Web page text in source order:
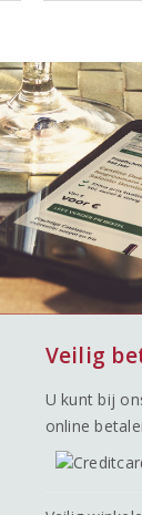
Veilig
U kunt bij
online